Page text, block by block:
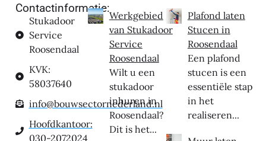
Contactinformatie:
Stukadoor
Service
Roosendaal
KVK:
58037640
info@bouwsectornederland.nl
Hoofdkantoor:
030-2072024
Werkgebied
van Stukadoor
Service
Roosendaal
Wilt u een
stukadoor
inhuren in
Roosendaal?
Dit is het...
Plafond laten
Stucen in
Roosendaal
Een plafond
stucen is een
essentiële stap
in het
realiseren...